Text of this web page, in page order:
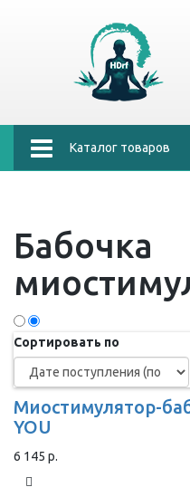
Каталог товаров
Бабочка
Сортировать по
Миостимулятор-
YOU
6 145 р.